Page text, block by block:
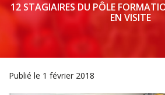
12 STAGIAIRES DU PÔLE
EN VISITE
Publié le 1 février 2018